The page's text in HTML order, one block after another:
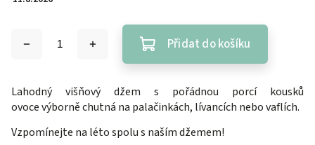
Přidat do košíku
Lahodný višňový džem s pořádnou porcí kousků
ovoce výborně chutná na palačinkách, lívancích nebo vaflích.
Vzpomínejte na léto spolu s naším džemem!